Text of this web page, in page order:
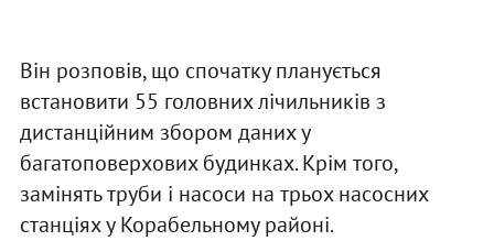
Він розповів, що спочатку планується
встановити 55 головних лічильників з
дистанційним збором даних у
багатоповерхових будинках. Крім того,
замінять труби і насоси на трьох насосних
станціях у Корабельному районі.